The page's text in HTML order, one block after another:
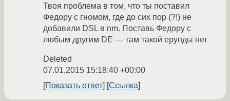
Твоя проблема в том, что ты поставил
Федору с гномом, где до сих пор (?!) не
добавили DSL в nm. Поставь Федору с
любым другим DE — там такой ерунды нет
Deleted
07.01.2015 15:18:40 +00:00
Показать ответ
Ссылка